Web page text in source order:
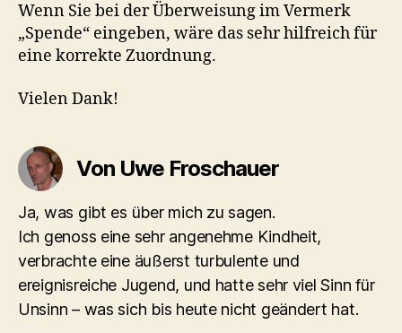
Wenn Sie bei der Überweisung im Vermerk
„Spende“ eingeben, wäre das sehr hilfreich für
eine korrekte Zuordnung.
Vielen Dank!
Von Uwe Froschauer
Ja, was gibt es über mich zu sagen.
Ich genoss eine sehr angenehme Kindheit,
verbrachte eine äußerst turbulente und
ereignisreiche Jugend, und hatte sehr viel Sinn für
Unsinn – was sich bis heute nicht geändert hat.